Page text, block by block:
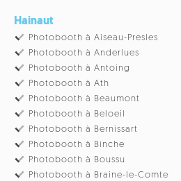
Hainaut
Photobooth à Aiseau-Presles
Photobooth à Anderlues
Photobooth à Antoing
Photobooth à Ath
Photobooth à Beaumont
Photobooth à Beloeil
Photobooth à Bernissart
Photobooth à Binche
Photobooth à Boussu
Photobooth à Braine-le-Comte